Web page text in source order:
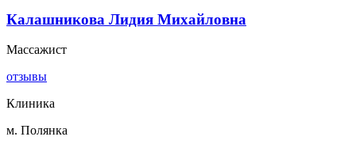
Калашникова Лидия Михайловна
Массажист
отзывы
Клиника
м. Полянка